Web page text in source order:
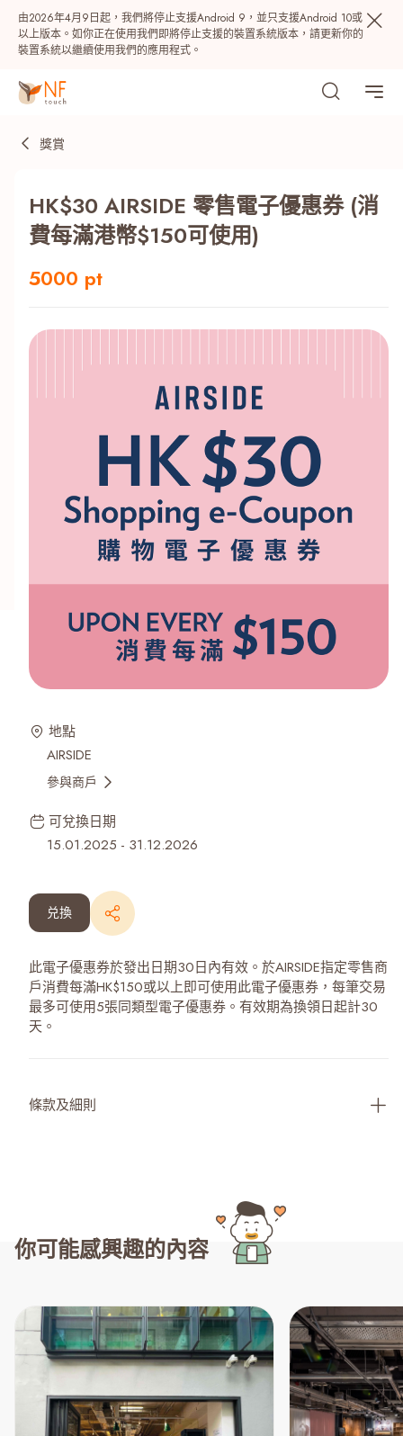
由2026年4月9日起，我們將停止支援Android 9，並只支援Android 10或
以上版本。如你正在使用我們即將停止支援的裝置系統版本，請更新你的
裝置系統以繼續使用我們的應用程式。
熱門
獎賞
HK$30 AIRSIDE 零售電子優惠券 (消
費每滿港幣$150可使用)
5000 pt
地點
AIRSIDE
參與商戶
可兌換日期
15.01.2025 - 31.12.2026
兑換
此電子優惠券於發出日期30日內有效。於AIRSIDE指定零售商
戶消費每滿HK$150或以上即可使用此電子優惠券，每筆交易
最多可使用5張同類型電子優惠券。有效期為換領日起計30
天。
條款及細則
你可能感興趣的內容